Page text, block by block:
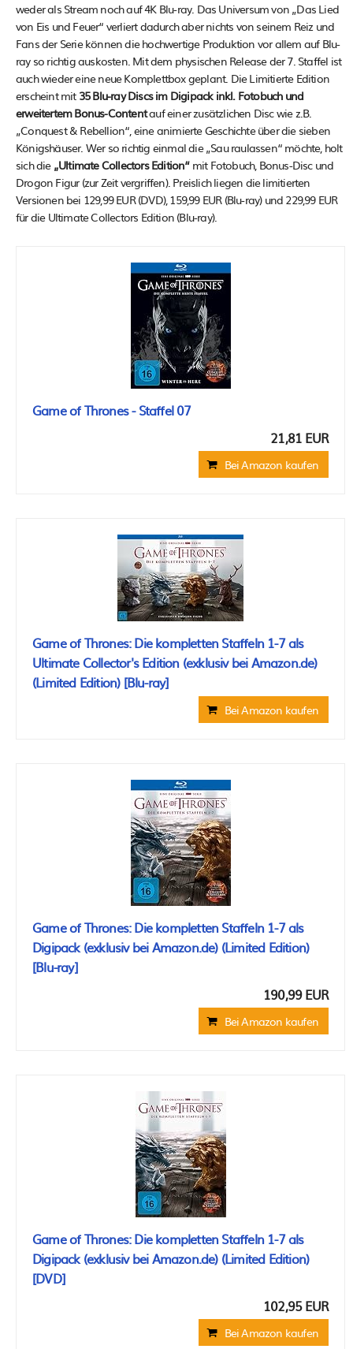
weder als Stream noch auf 4K Blu-ray. Das Universum von „Das Lied
von Eis und Feuer“ verliert dadurch aber nichts von seinem Reiz und
Fans der Serie können die hochwertige Produktion vor allem auf Blu-
ray so richtig auskosten. Mit dem physischen Release der 7. Staffel ist
auch wieder eine neue Komplettbox geplant. Die Limitierte Edition
erscheint mit 35 Blu-ray Discs im Digipack inkl. Fotobuch und
erweitertem Bonus-Contentauf einer zusätzlichen Disc wie z.B.
„Conquest & Rebellion“, eine animierte Geschichte über die sieben
Königshäuser. Wer so richtig einmal die „Sau raulassen“ möchte, holt
sich die „Ultimate Collectors Edition“mit Fotobuch, Bonus-Disc und
Drogon Figur (zur Zeit vergriffen). Preislich liegen die limitierten
Versionen bei 129,99 EUR (DVD), 159,99 EUR (Blu-ray) und 229,99 EUR
für die Ultimate Collectors Edition (Blu-ray).
Game of Thrones - Staffel 07
21,81 EUR
Bei Amazon kaufen
Game of Thrones: Die kompletten Staffeln 1-7 als
Ultimate Collector's Edition (exklusiv bei Amazon.de)
(Limited Edition) [Blu-ray]
Bei Amazon kaufen
Game of Thrones: Die kompletten Staffeln 1-7 als
Digipack (exklusiv bei Amazon.de) (Limited Edition)
[Blu-ray]
190,99 EUR
Bei Amazon kaufen
Game of Thrones: Die kompletten Staffeln 1-7 als
Digipack (exklusiv bei Amazon.de) (Limited Edition)
[DVD]
102,95 EUR
Bei Amazon kaufen